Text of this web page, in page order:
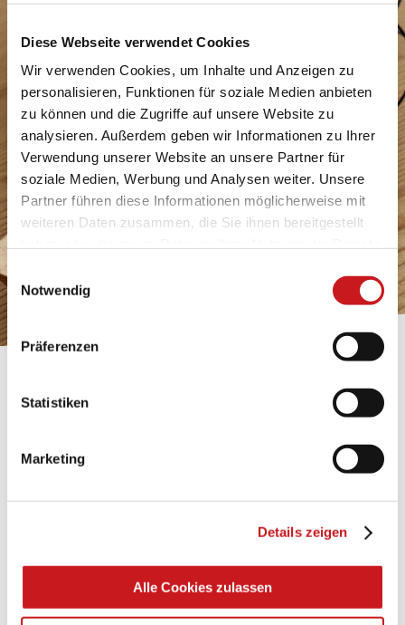
Diese Webseite verwendet Cookies
Wir verwenden Cookies, um Inhalte und Anzeigen zu
personalisieren, Funktionen für soziale Medien anbieten
zu können und die Zugriffe auf unsere Website zu
analysieren. Außerdem geben wir Informationen zu Ihrer
Verwendung unserer Website an unsere Partner für
soziale Medien, Werbung und Analysen weiter. Unsere
Partner führen diese Informationen möglicherweise mit
weiteren Daten zusammen, die Sie ihnen bereitgestellt
Datenschutzhinweisen
mehr darüber, wer wir sind, wie
personenbezogene Daten verarbeiten. Hier geht’s zum
Impressum.
Notwendig
Präferenzen
Statistiken
Marketing
Details zeigen
Alle Cookies zulassen
Glänzende Ideen mit wasserfestem Papier. Perfekt zu
Verwendungen.
Zu allen Tipps